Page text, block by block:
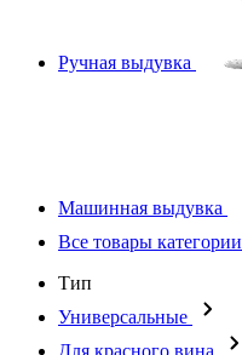
Ручная выдувка
Машинная выдувка
Все товары категории
Тип
Универсальные
Для красного вина